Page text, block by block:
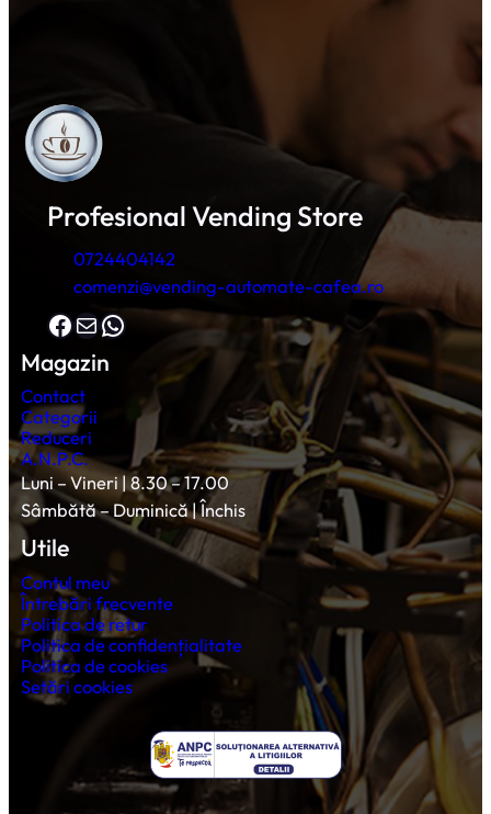
Profesional Vending Store
0724404142
comenzi@vending-automate-cafea.ro
Facebook Mail WhatsApp
Magazin
Contact
Categorii
Reduceri
A.N.P.C.
Luni – Vineri | 8.30 – 17.00
Sâmbătă – Duminică | Închis
Utile
Contul meu
Întrebări frecvente
Politica de retur
Politica de confidențialitate
Politica de cookies
Setări cookies